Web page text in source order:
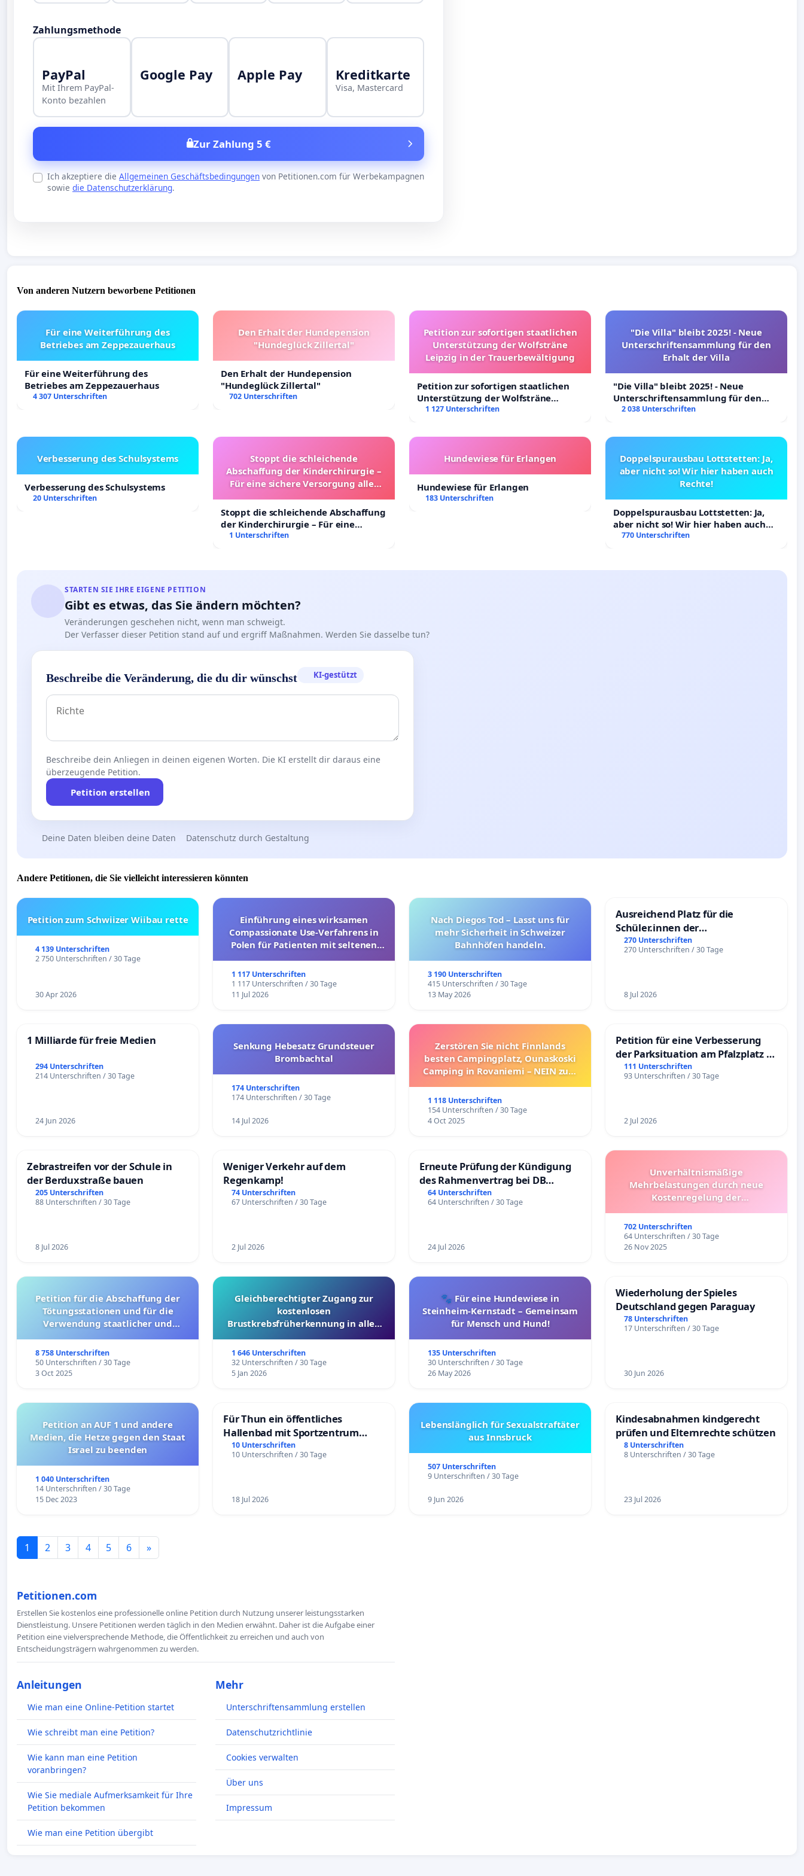
Zahlungsmethode
PayPal
Mit Ihrem PayPal-
Konto bezahlen
Google Pay Apple Pay Kreditkarte
Visa, Mastercard
Zur Zahlung 5 €
Ich akzeptiere die Allgemeinen Geschäftsbedingungen von Petitionen.com für Werbekampagnen
sowie die Datenschutzerklärung.
Von anderen Nutzern beworbene Petitionen
Für eine Weiterführung des
Betriebes am Zeppezauerhaus
Für eine Weiterführung des
Betriebes am Zeppezauerhaus
4 307 Unterschriften
Den Erhalt der Hundepension
"Hundeglück Zillertal"
Den Erhalt der Hundepension
"Hundeglück Zillertal"
702 Unterschriften
Petition zur sofortigen staatlichen
Unterstützung der Wolfsträne
Leipzig in der Trauerbewältigung
Petition zur sofortigen staatlichen
Unterstützung der Wolfsträne
Leipzig in der Trauerbewältigung
1 127 Unterschriften
"Die Villa" bleibt 2025! - Neue
Unterschriftensammlung für den
Erhalt der Villa
"Die Villa" bleibt 2025! - Neue
Unterschriftensammlung für den
Erhalt der Villa
2 038 Unterschriften
Verbesserung des Schulsystems
Verbesserung des Schulsystems
20 Unterschriften
Stoppt die schleichende
Abschaffung der Kinderchirurgie –
Für eine sichere Versorgung aller
Stoppt die schleichende Abschaffung
der Kinderchirurgie – Für eine
sichere Versorgung aller Kinder in
1 Unterschriften
Hundewiese für Erlangen
Hundewiese für Erlangen
183 Unterschriften
Doppelspurausbau Lottstetten: Ja,
aber nicht so! Wir hier haben auch
Rechte!
Doppelspurausbau Lottstetten: Ja,
aber nicht so! Wir hier haben auch
Rechte!
770 Unterschriften
STARTEN SIE IHRE EIGENE PETITION
Gibt es etwas, das Sie ändern möchten?
Veränderungen geschehen nicht, wenn man schweigt.
Der Verfasser dieser Petition stand auf und ergriff Maßnahmen. Werden Sie dasselbe tun?
Beschreibe die Veränderung, die du dir wünschst KI-gestützt
Beschreibe dein Anliegen in deinen eigenen Worten. Die KI erstellt dir daraus eine
überzeugende Petition.
Petition erstellen
Deine Daten bleiben deine Daten Datenschutz durch Gestaltung
Andere Petitionen, die Sie vielleicht interessieren könnten
Petition zum Schwiizer Wiibau rette
4 139 Unterschriften
2 750 Unterschriften / 30 Tage
30 Apr 2026
Einführung eines wirksamen
Compassionate Use-Verfahrens in
Polen für Patienten mit seltenen
1 117 Unterschriften
1 117 Unterschriften / 30 Tage
11 Jul 2026
Nach Diegos Tod – Lasst uns für
mehr Sicherheit in Schweizer
Bahnhöfen handeln.
3 190 Unterschriften
415 Unterschriften / 30 Tage
13 May 2026
Ausreichend Platz für die
Schüler.innen der
Schönbergschule
270 Unterschriften
270 Unterschriften / 30 Tage
8 Jul 2026
1 Milliarde für freie Medien
294 Unterschriften
214 Unterschriften / 30 Tage
24 Jun 2026
Senkung Hebesatz Grundsteuer
Brombachtal
174 Unterschriften
174 Unterschriften / 30 Tage
14 Jul 2026
Zerstören Sie nicht Finnlands
besten Campingplatz, Ounaskoski
Camping in Rovaniemi – NEIN zum
1 118 Unterschriften
154 Unterschriften / 30 Tage
4 Oct 2025
Petition für eine Verbesserung
der Parksituation am Pfalzplatz in
Mannheim
111 Unterschriften
93 Unterschriften / 30 Tage
2 Jul 2026
Zebrastreifen vor der Schule in
der Berduxstraße bauen
205 Unterschriften
88 Unterschriften / 30 Tage
8 Jul 2026
Weniger Verkehr auf dem
Regenkamp!
74 Unterschriften
67 Unterschriften / 30 Tage
2 Jul 2026
Erneute Prüfung der Kündigung
des Rahmenvertrag bei DB
Fahrwegdienste Gmbh
64 Unterschriften
64 Unterschriften / 30 Tage
24 Jul 2026
Unverhältnismäßige
Mehrbelastungen durch neue
Kostenregelung der
Überprüfung und Alternativen
702 Unterschriften
64 Unterschriften / 30 Tage
26 Nov 2025
Petition für die Abschaffung der
Tötungsstationen und für die
Verwendung staatlicher und
8 758 Unterschriften
50 Unterschriften / 30 Tage
3 Oct 2025
Gleichberechtigter Zugang zur
kostenlosen
Brustkrebsfrüherkennung in allen
1 646 Unterschriften
32 Unterschriften / 30 Tage
5 Jan 2026
🐾 Für eine Hundewiese in
Steinheim-Kernstadt – Gemeinsam
für Mensch und Hund!
135 Unterschriften
30 Unterschriften / 30 Tage
26 May 2026
Wiederholung der Spieles
Deutschland gegen Paraguay
78 Unterschriften
17 Unterschriften / 30 Tage
30 Jun 2026
Petition an AUF 1 und andere
Medien, die Hetze gegen den Staat
Israel zu beenden
1 040 Unterschriften
14 Unterschriften / 30 Tage
15 Dec 2023
Für Thun ein öffentliches
Hallenbad mit Sportzentrum
schaffen
10 Unterschriften
10 Unterschriften / 30 Tage
18 Jul 2026
Lebenslänglich für Sexualstraftäter
aus Innsbruck
507 Unterschriften
9 Unterschriften / 30 Tage
9 Jun 2026
Kindesabnahmen kindgerecht
prüfen und Elternrechte schützen
8 Unterschriften
8 Unterschriften / 30 Tage
23 Jul 2026
1 2 3 4 5 6 »
Petitionen.com
Erstellen Sie kostenlos eine professionelle online Petition durch Nutzung unserer leistungsstarken
Dienstleistung. Unsere Petitionen werden täglich in den Medien erwähnt. Daher ist die Aufgabe einer
Petition eine vielversprechende Methode, die Öffentlichkeit zu erreichen und auch von
Entscheidungsträgern wahrgenommen zu werden.
Anleitungen
Wie man eine Online-Petition startet
Wie schreibt man eine Petition?
Wie kann man eine Petition
voranbringen?
Wie Sie mediale Aufmerksamkeit für Ihre
Petition bekommen
Wie man eine Petition übergibt
Mehr
Unterschriftensammlung erstellen
Datenschutzrichtlinie
Cookies verwalten
Über uns
Impressum